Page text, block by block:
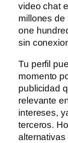
video chat
millones
one
sin
Tu perfil
momento
publicidad
relevante
intereses,
terceros.